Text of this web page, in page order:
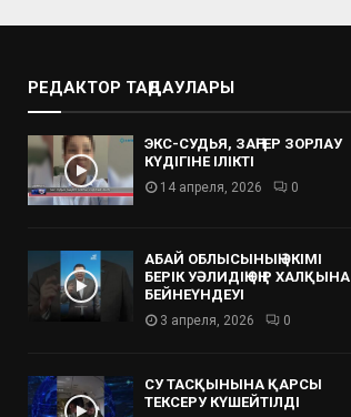
РЕДАКТОР ТАҢДАУЛАРЫ
ЭКС-СУДЬЯ, ЗАҢГЕР ЗОРЛАУ
КҮДІГІНЕ ІЛІКТІ
14 апреля, 2026 0
АБАЙ ОБЛЫСЫНЫҢ ӘКІМІ
БЕРІК УӘЛИДІҢ ӨҢІР ХАЛҚЫНА
БЕЙНЕҮНДЕУІ
3 апреля, 2026 0
СУ ТАСҚЫНЫНА ҚАРСЫ
ТЕКСЕРУ КҮШЕЙТІЛДІ